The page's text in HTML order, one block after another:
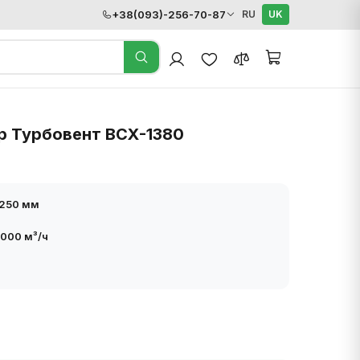
+38(093)-256-70-87 RU UK
Турбовент ВСХ-1380
мм
м³/ч